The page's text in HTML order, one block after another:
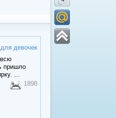
девочек
пришло
...
1898